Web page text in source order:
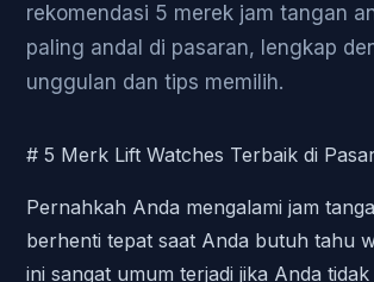
rekomendasi 5 merek jam tangan
paling andal di pasaran, lengkap
unggulan dan tips memilih.
# 5 Merk Lift Watches Terbaik di
Pernahkah Anda mengalami jam
berhenti tepat saat Anda butuh tahu
ini sangat umum terjadi jika Anda tidak